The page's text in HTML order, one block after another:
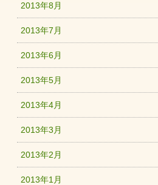
2013年8月
2013年7月
2013年6月
2013年5月
2013年4月
2013年3月
2013年2月
2013年1月